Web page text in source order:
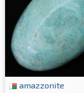
amazzonite